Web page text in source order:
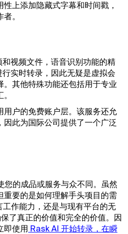
上添加隐藏式字幕和时间戳，
。
视频文件，语音识别功能的精
实时转录，因此无疑是虚拟会
。其他特殊功能还包括用于专业
用户的免费账户层。该服务还允
此为国际公司提供了一个广泛
您的成品或服务与众不同。虽然
重要的是如何理解手头项目的需
作能力，还是与现有平台的无
了真正的价值和完全的价值。因
即使用 Rask AI 开始转录，在瞬